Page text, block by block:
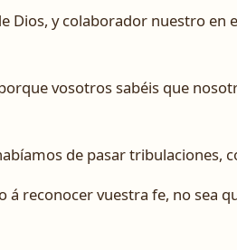
y colaborador nuestro en
vosotros sabéis que
de pasar tribulaciones,
reconocer vuestra fe, no sea